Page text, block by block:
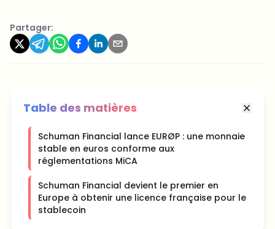
Partager:
Table des matières
Schuman Financial lance EURØP : une monnaie
stable en euros conforme aux
réglementations MiCA
Schuman Financial devient le premier en
Europe à obtenir une licence française pour le
stablecoin